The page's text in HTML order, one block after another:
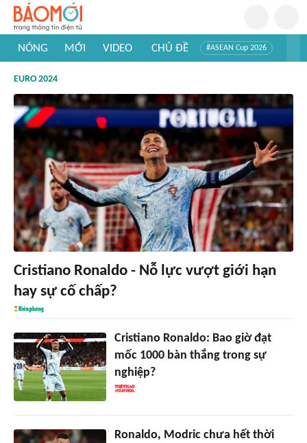
NÓNG MỚI VIDEO CHỦ ĐỀ #ASEAN Cup 2026
#Khám phá thế giới
EURO 2024
Cristiano Ronaldo - Nỗ lực vượt giới hạn
hay sự cố chấp?
Cristiano Ronaldo: Bao giờ đạt
mốc 1000 bàn thắng trong sự
nghiệp?
Ronaldo, Modric chưa hết thời